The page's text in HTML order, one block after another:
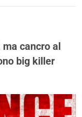
cancro al
big killer